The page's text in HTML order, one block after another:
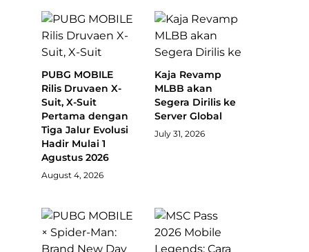
PUBG MOBILE
Rilis Druvaen X-
Suit, X-Suit
Pertama dengan
Tiga Jalur Evolusi
Hadir Mulai 1
Agustus 2026
August 4, 2026
Kaja Revamp
MLBB akan
Segera Dirilis ke
Server Global
July 31, 2026